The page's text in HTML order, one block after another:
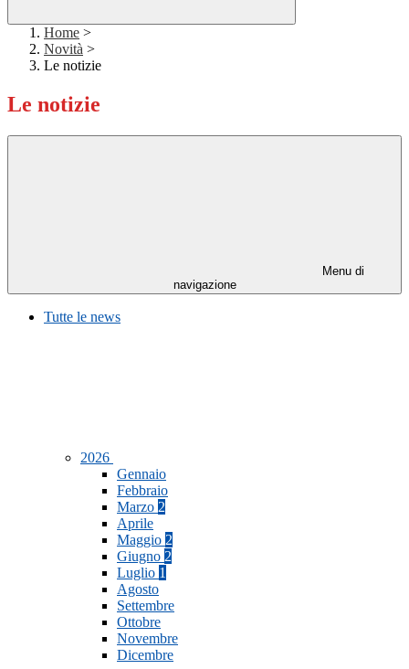
Home >
Novità >
Le notizie
Le notizie
Menu di
navigazione
Tutte le news
2026
Gennaio
Febbraio
Marzo 2
Aprile
Maggio 2
Giugno 2
Luglio 1
Agosto
Settembre
Ottobre
Novembre
Dicembre